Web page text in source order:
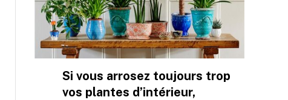
Si vous arrosez toujours trop
vos plantes d’intérieur,